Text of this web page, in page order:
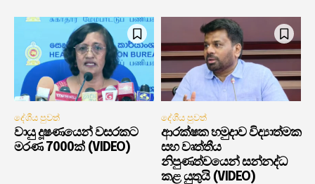
දේශීය පුවත්
වායු දූෂණයෙන් වසරකට
මරණ 7000ක් (VIDEO)
දේශීය පුවත්
ආරක්ෂක හමුදාව විද්‍යාත්මක
සහ වෘත්තීය
නිපුණත්වයෙන් සන්නද්ධ
කළ යුතුයි (VIDEO)